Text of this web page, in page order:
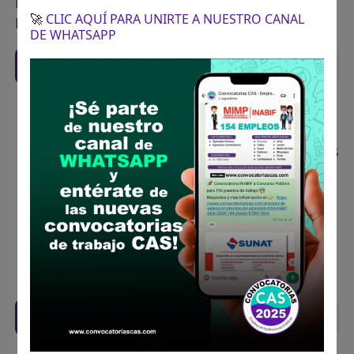
Plaza de Armas.
Recomendaciones para postular
Descarga y revisa a detalle las bases del
concurso público
Antes de postular, verifica si cumples con los
requisitos para el puesto
Prepara tu documentación y presentalo en
la fechas y por los medios que indica las
bases
Revisar el cronograma para conocer cuando
se publicará los resultados
🚀 CLIC AQUÍ PARA UNIRTE A NUESTRO CANAL
DE WHATSAPP